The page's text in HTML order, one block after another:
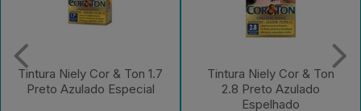
Tintura Niely Cor & Ton
2.8 Preto Azulado
Tintura Niely Cor & Ton
8.26 Marsala e Acai